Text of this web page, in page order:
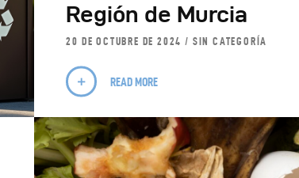
Región de Murcia
20 DE OCTUBRE DE 2024 SIN CATEGORÍA
READ MORE